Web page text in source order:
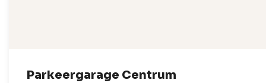
Parkeergarage Centrum